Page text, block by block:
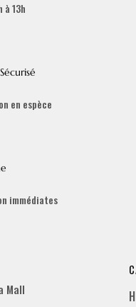
13h
en espèce
immédiates
Mall